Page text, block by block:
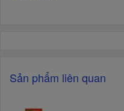
Sản phẩm liên quan